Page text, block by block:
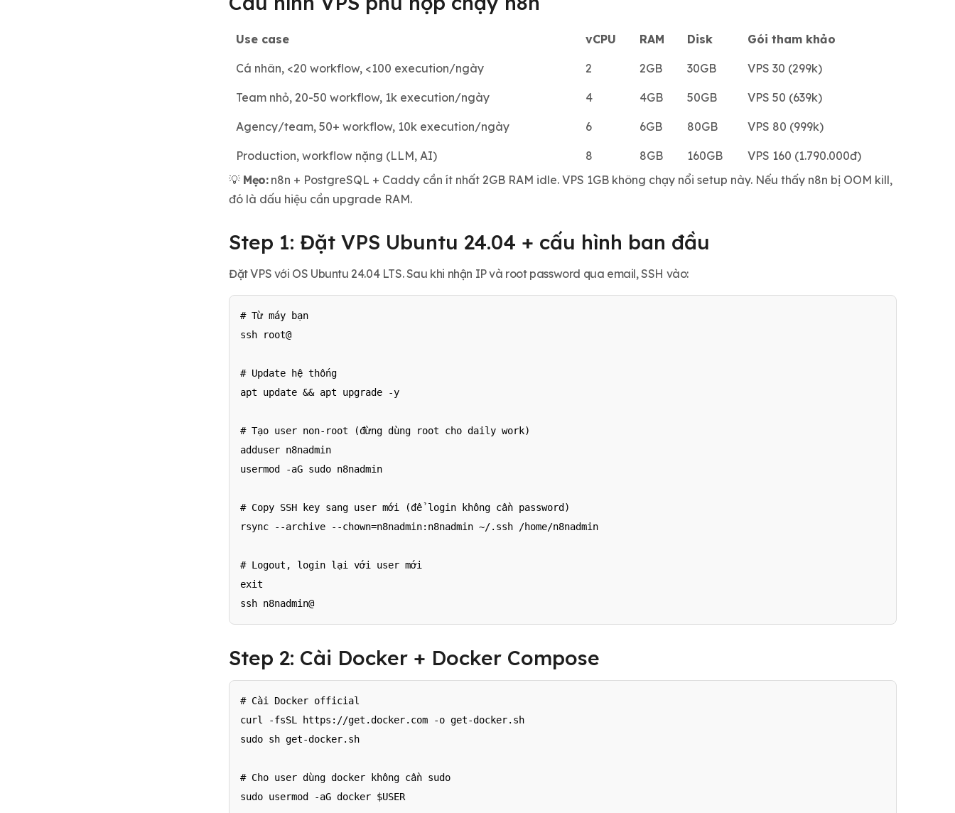
Use case vCPU RAM Disk Gói tham khảo
Cá nhân, <20 workflow, <100 execution/ngày 2 2GB 30GB VPS 30 (299k)
Team nhỏ, 20-50 workflow, 1k execution/ngày 4 4GB 50GB VPS 50 (639k)
Agency/team, 50+ workflow, 10k execution/ngày 6 6GB 80GB VPS 80 (999k)
Production, workflow nặng (LLM, AI) 8 8GB 160GB
VPS 160 (1.790.000đ)
💡 Mẹo:n8n + PostgreSQL + Caddy cần ít nhất 2GB RAM idle. VPS 1GB không chạy nổi setup này. Nếu thấy n8n bị OOM kill,
đó là dấu hiệu cần upgrade RAM.
Step 1: Đặt VPS Ubuntu 24.04 + cấu hình ban đầu
Đặt VPS với OS Ubuntu 24.04 LTS. Sau khi nhận IP và root password qua email, SSH vào:
# Từ máy bạn
ssh root@
# Update hệ thống
apt update && apt upgrade -y
# Tạo user non-root (đừng dùng root cho daily work)
adduser n8nadmin
usermod -aG sudo n8nadmin
# Copy SSH key sang user mới (để login không cần password)
rsync --archive --chown=n8nadmin:n8nadmin ~/.ssh /home/n8nadmin
# Logout, login lại với user mới
exit
ssh n8nadmin@
Step 2: Cài Docker + Docker Compose
# Cài Docker official
curl -fsSL https://get.docker.com -o get-docker.sh
sudo sh get-docker.sh
# Cho user dùng docker không cần sudo
sudo usermod -aG docker $USER